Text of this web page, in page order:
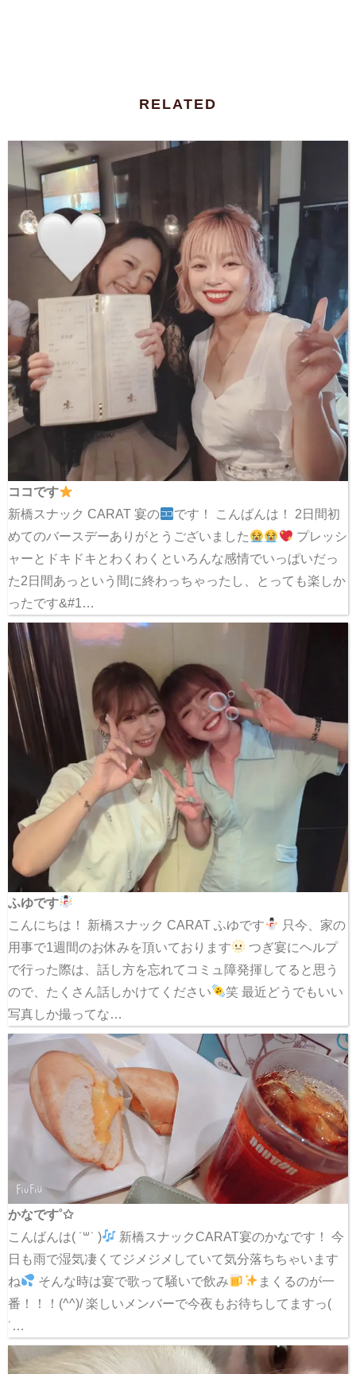
RELATED
ココです
新橋スナック CARAT 宴の
です！ こんばんは！ 2日間初
めてのバースデーありがとうございました
プレッシ
ャーとドキドキとわくわくといろんな感情でいっぱいだっ
た2日間あっという間に終わっちゃったし、とっても楽しか
ったです&#1…
ふゆです
こんにちは！ 新橋スナック CARAT ふゆです
只今、家の
用事で1週間のお休みを頂いております
つぎ宴にヘルプ
で行った際は、話し方を忘れてコミュ障発揮してると思う
ので、たくさん話しかけてください
笑 最近どうでもいい
写真しか撮ってな…
かなです˚✩
こんばんは( ˙꒳​˙ )
新橋スナックCARAT宴のかなです！ 今
日も雨で湿気凄くてジメジメしていて気分落ちちゃいます
ね
そんな時は宴で歌って騒いで飲み
まくるのが一
番！！！(^^)/ 楽しいメンバーで今夜もお待ちしてますっ(
˙…